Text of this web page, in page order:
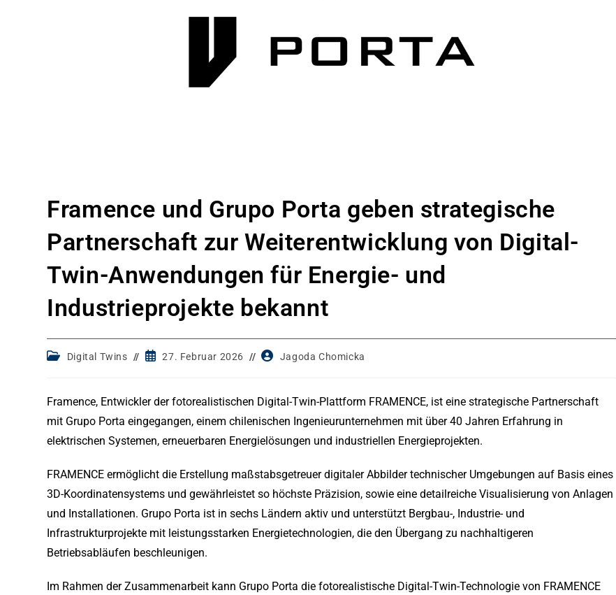
Framence und Grupo Porta geben strategische
Partnerschaft zur Weiterentwicklung von Digital-
Twin-Anwendungen für Energie- und
Industrieprojekte bekannt
PostDigital Twins
Post27. Februar 2026
Post Jagoda Chomicka
Framence, Entwickler der fotorealistischen Digital-Twin-Plattform FRAMENCE, ist eine strategische Partnerschaft
mit Grupo Porta eingegangen, einem chilenischen Ingenieurunternehmen mit über 40 Jahren Erfahrung in
elektrischen Systemen, erneuerbaren Energielösungen und industriellen Energieprojekten.
FRAMENCE ermöglicht die Erstellung maßstabsgetreuer digitaler Abbilder technischer Umgebungen auf Basis eines
3D-Koordinatensystems und gewährleistet so höchste Präzision, sowie eine detailreiche Visualisierung von Anlagen
und Installationen. Grupo Porta ist in sechs Ländern aktiv und unterstützt Bergbau-, Industrie- und
Infrastrukturprojekte mit leistungsstarken Energietechnologien, die den Übergang zu nachhaltigeren
Betriebsabläufen beschleunigen.
Im Rahmen der Zusammenarbeit kann Grupo Porta die fotorealistische Digital-Twin-Technologie von FRAMENCE